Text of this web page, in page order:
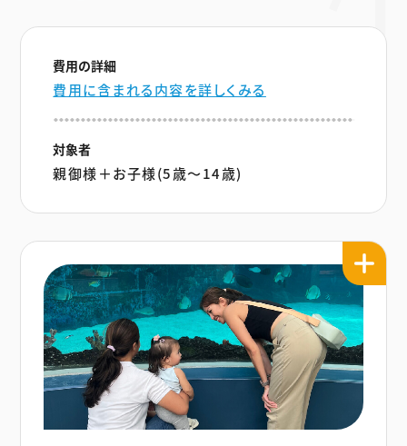
費用の詳細
費用に含まれる内容を詳しくみる
対象者
親御様＋お子様(5歳〜14歳)